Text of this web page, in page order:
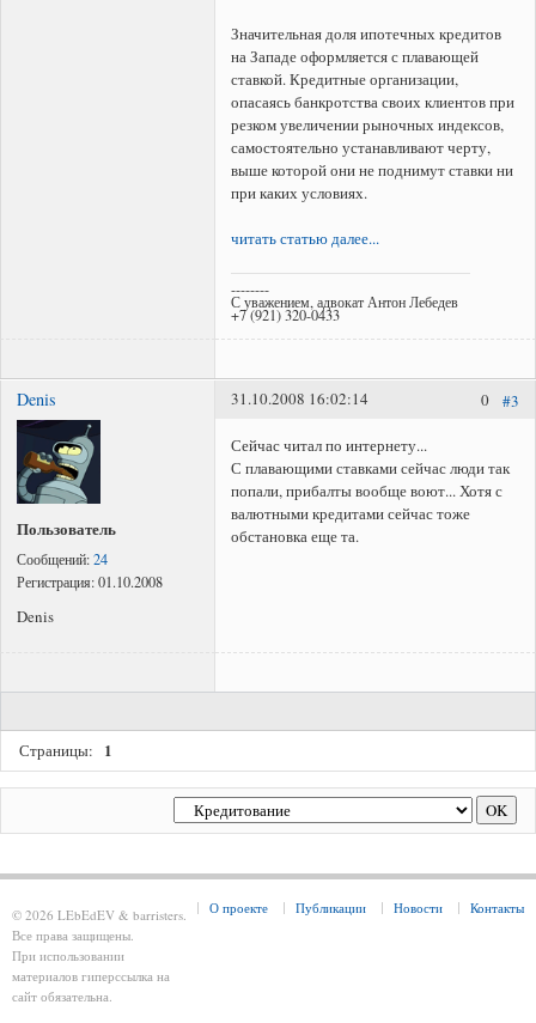
Значительная доля ипотечных кредитов
на Западе оформляется с плавающей
ставкой. Кредитные организации,
опасаясь банкротства своих клиентов при
резком увеличении рыночных индексов,
самостоятельно устанавливают черту,
выше которой они не поднимут ставки ни
при каких условиях.
читать статью далее...
--------
С уважением, адвокат Антон Лебедев
+7 (921) 320-0433
Denis
Пользователь
Сообщений:24
Регистрация:01.10.2008
Denis
#3
0
31.10.2008 16:02:14
Сейчас читал по интернету...
С плавающими ставками сейчас люди так
попали, прибалты вообще воют... Хотя с
валютными кредитами сейчас тоже
обстановка еще та.
Страницы: 1
О проекте Публикации Новости Контакты
© 2026 LEbEdEV & barristers.
Все права защищены.
При использовании
материалов гиперссылка на
сайт обязательна.